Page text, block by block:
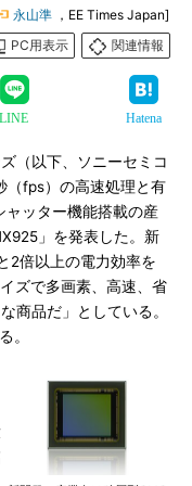
永山準 ，EE Times Japan]
PC用表示
関連情報
LINE Hatena
（以下、ソニーセミコ
（fps）の高速処理と有
ッター機能搭載の産
」を発表した。新
2倍以上の電力効率を
ズで多画素、高速、省
商品だ」としている。
。